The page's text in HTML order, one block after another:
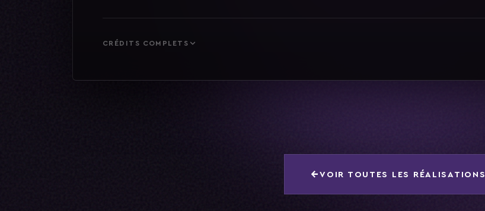
CRÉDITS COMPLETS
←VOIR TOUTES LES RÉALISATIONS